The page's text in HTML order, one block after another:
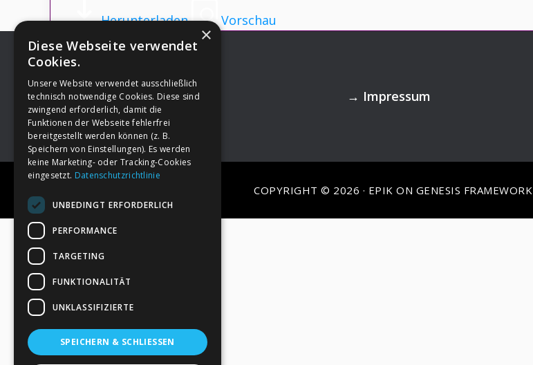
Herunterladen
Vorschau
Footer →Deine Spende → Impressum
COPYRIGHT © 2026 · EPIK ON GENESIS FRAMEWORK
×
Diese Webseite verwendet
Cookies.
Unsere Website verwendet ausschließlich
technisch notwendige Cookies. Diese sind
zwingend erforderlich, damit die
Funktionen der Webseite fehlerfrei
bereitgestellt werden können (z. B.
Speichern von Einstellungen). Es werden
keine Marketing- oder Tracking-Cookies
eingesetzt. Datenschutzrichtlinie
UNBEDINGT ERFORDERLICH
PERFORMANCE
TARGETING
FUNKTIONALITÄT
UNKLASSIFIZIERTE
SPEICHERN & SCHLIESSEN